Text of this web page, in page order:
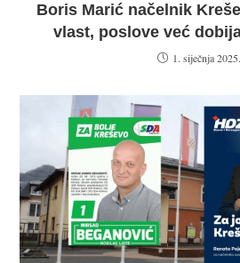
Boris Marić načelnik
vlast, poslove već
1. siječnja 2025.